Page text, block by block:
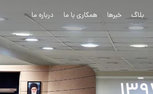
بلاگ خبرها همکاری با ما درباره ما